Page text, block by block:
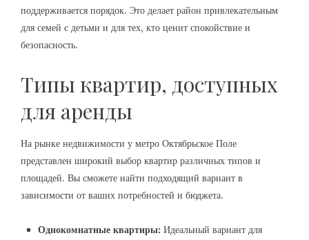
поддерживается порядок. Это делает район привлекательным
для семей с детьми и для тех, кто ценит спокойствие и
безопасность.
Типы квартир, доступных
для аренды
На рынке недвижимости у метро Октябрьское Поле
представлен широкий выбор квартир различных типов и
площадей. Вы сможете найти подходящий вариант в
зависимости от ваших потребностей и бюджета.
Однокомнатные квартиры: Идеальный вариант для